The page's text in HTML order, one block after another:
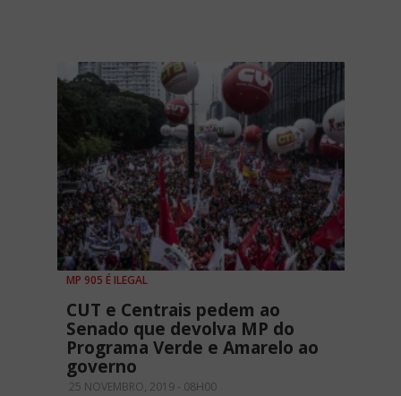
MP 905 É ILEGAL
CUT e Centrais pedem ao
Senado que devolva MP do
Programa Verde e Amarelo ao
governo
25 NOVEMBRO, 2019 - 08H00